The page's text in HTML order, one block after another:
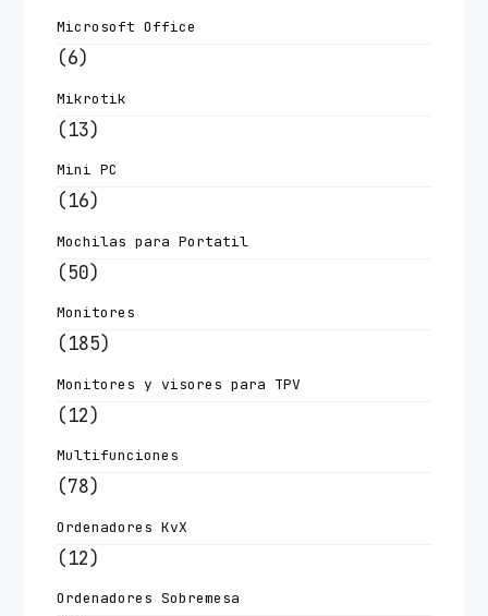
Microsoft Office
(6)
Mikrotik
(13)
Mini PC
(16)
Mochilas para Portatil
(50)
Monitores
(185)
Monitores y visores para TPV
(12)
Multifunciones
(78)
Ordenadores KvX
(12)
Ordenadores Sobremesa